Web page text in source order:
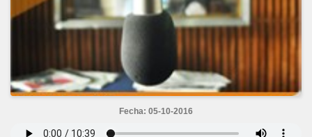
Fecha: 05-10-2016